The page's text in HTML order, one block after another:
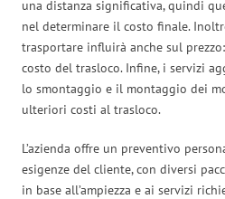
una distanza significativa, quindi
nel determinare il costo finale.
trasportare influirà anche sul
costo del trasloco. Infine, i servizi
lo smontaggio e il montaggio dei
ulteriori costi al trasloco.
L’azienda offre un preventivo
esigenze del cliente, con diversi
in base all’ampiezza e ai servizi